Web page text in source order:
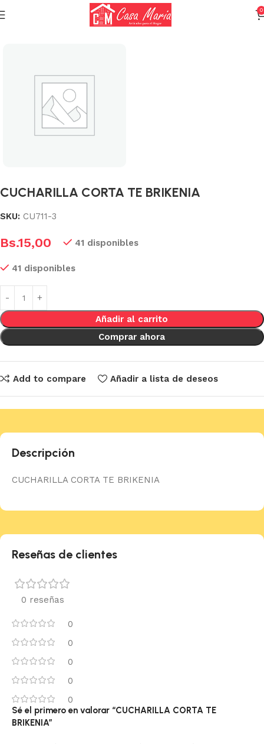
0
Varios (Menaje)
CUCHARILLA CORTA TE BRIKENIA
SKU: CU711-3
Bs.15,00 41 disponibles
41 disponibles
Añadir al carrito
Comprar ahora
Add to compare Añadir a lista de deseos
Descripción
CUCHARILLA CORTA TE BRIKENIA
Reseñas de clientes
0 reseñas
0
0
0
0
0
Sé el primero en valorar “CUCHARILLA CORTA TE
BRIKENIA”